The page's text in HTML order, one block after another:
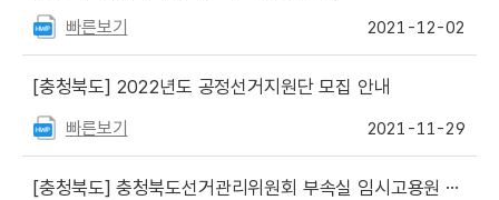
빠른보기 2021-12-02
[충청북도] 2022년도 공정선거지원단 모집 안내
빠른보기 2021-11-29
[충청북도] 충청북도선거관리위원회 부속실 임시고용원 모집 안내